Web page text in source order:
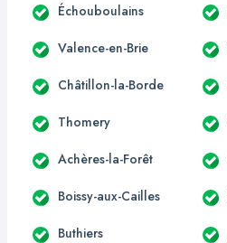
Échouboulains
Valence-en-Brie
Châtillon-la-Borde
Thomery
Achères-la-Forêt
Boissy-aux-Cailles
Buthiers